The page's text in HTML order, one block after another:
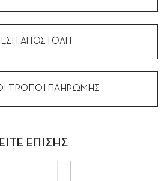
ΑΠΟΣΤΟΛΗ
ΤΡΟΠΟΙ ΠΛΗΡΩΜΗΣ
ΕΠΙΣΗΣ